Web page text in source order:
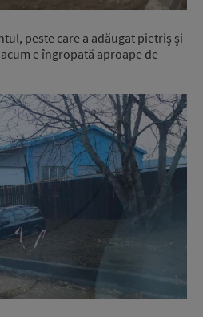
peste care a adăugat pietriș și
e îngropată aproape de